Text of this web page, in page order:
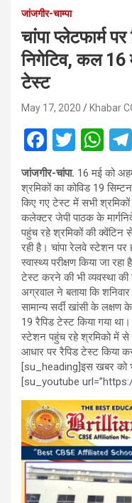
जांजगीर-चाम्पा
चांपा प्लेटफार्म
निगेटिव, कल 16
टेस्ट
May 17, 2020 Khabar
F
a
ce
b
o
o
k
T
wi
tt
er
W
h
at
s
A
p
p
जांजगीर-चांपा. 16 मई को
श्रमिकों का कोविड 19
किए गए टेस्ट में सभी श्रमिकों
कलेक्टर जेपी पाठक के
पहुंच रहे श्रमिकों की क्वेंटिन
रही है। चांपा रेलवे स्टेशन पर
स्वास्थ्य परीक्षण किया जा
टेस्ट करने की भी व्यवस्था की
अग्रवाल ने बताया कि
सामान्य सर्दी खांसी के लक्षण
19 रैपिड टेस्ट किया गया
स्टेशन पहुंच रहे श्रमिको में से
आधार पर रैपिड टेस्ट किया
[su_heading]इस खबर को
[su_youtube